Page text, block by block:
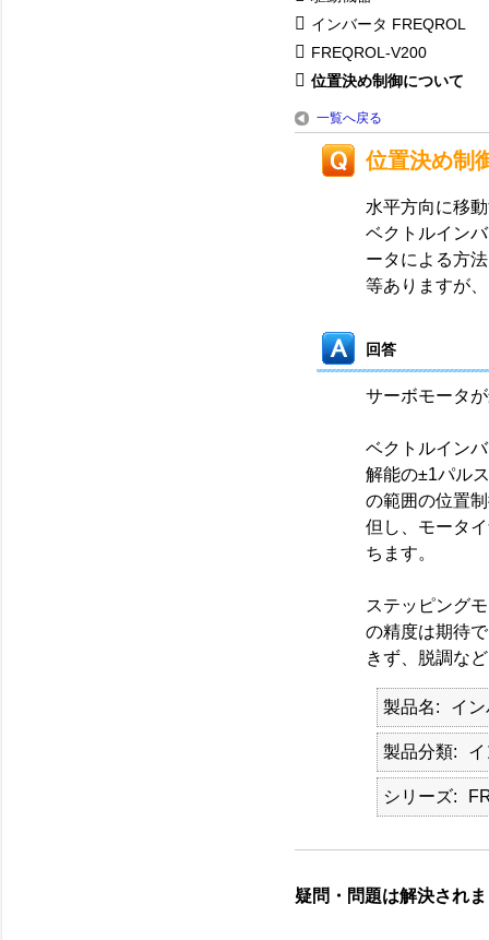
インバータ FREQROL
FREQROL-V200
位置決め制御について
一覧へ戻る
位置決め制
水平方向に移
ベクトルイン
ータによる方法
等ありますが
回答
サーボモータ
ベクトルイン
解能の±1パルス
の範囲の位置
但し、モータ
ちます。
ステッピング
の精度は期待で
きず、脱調な
製品名 イ
製品分類
シリーズ
疑問・問題は解決され